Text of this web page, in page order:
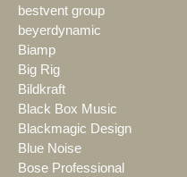
bestvent group
beyerdynamic
Biamp
Big Rig
Bildkraft
Black Box Music
Blackmagic Design
Blue Noise
Bose Professional